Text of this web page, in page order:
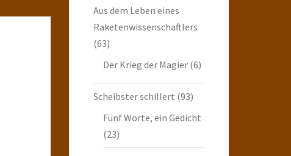
Aus dem Leben eines
Raketenwissenschaftlers
(63)
Der Krieg der Magier(6)
Scheibster schillert (93)
Fünf Worte, ein Gedicht
(23)